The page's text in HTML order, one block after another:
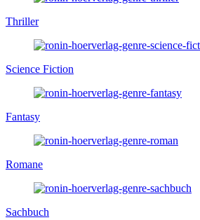
Thriller
Science Fiction
Fantasy
Romane
Sachbuch